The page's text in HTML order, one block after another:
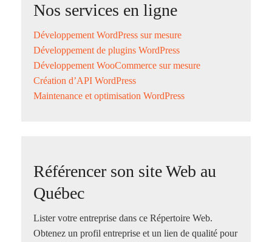
Nos services en ligne
Développement WordPress sur mesure
Développement de plugins WordPress
Développement WooCommerce sur mesure
Création d’API WordPress
Maintenance et optimisation WordPress
Référencer son site Web au
Québec
Lister votre entreprise dans ce Répertoire Web.
Obtenez un profil entreprise et un lien de qualité pour